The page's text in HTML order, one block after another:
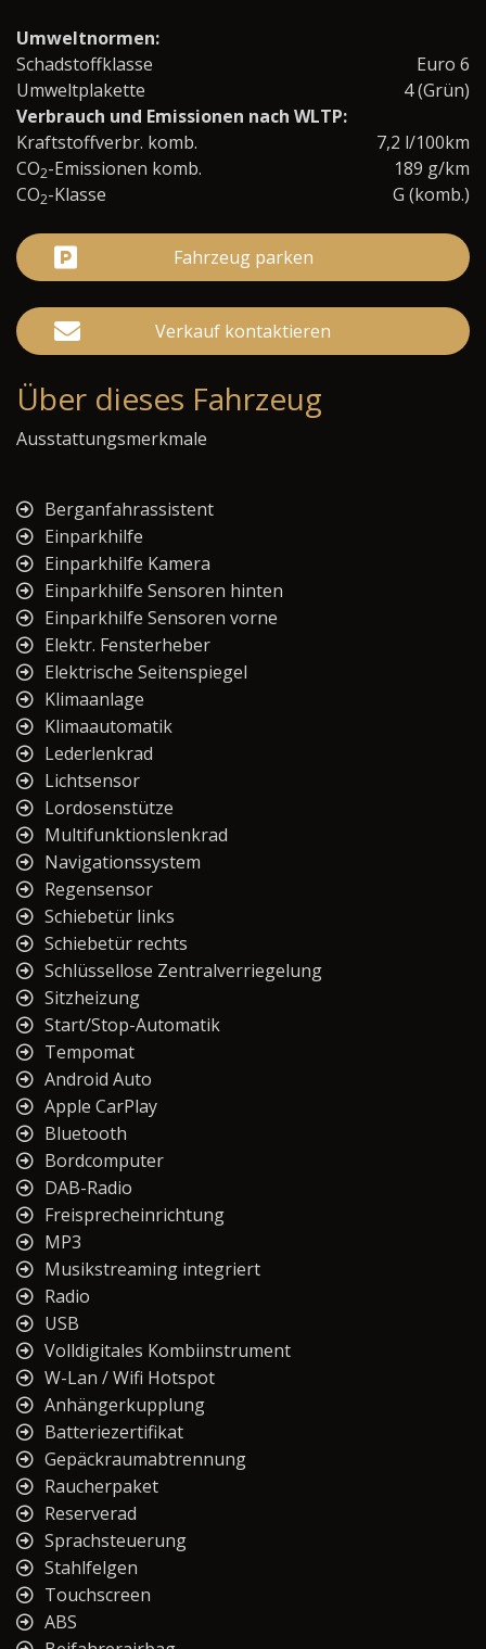
Umweltnormen:
Schadstoffklasse
Euro 6
Umweltplakette
4 (Grün)
Verbrauch und Emissionen nach WLTP:
Kraftstoffverbr. komb.
7,2 l/100km
CO2-Emissionen komb.
189 g/km
CO2-Klasse G (komb.)
Fahrzeug parken
Verkauf kontaktieren
Über dieses Fahrzeug
Ausstattungsmerkmale
Berganfahrassistent
Einparkhilfe
Einparkhilfe Kamera
Einparkhilfe Sensoren hinten
Einparkhilfe Sensoren vorne
Elektr. Fensterheber
Elektrische Seitenspiegel
Klimaanlage
Klimaautomatik
Lederlenkrad
Lichtsensor
Lordosenstütze
Multifunktionslenkrad
Navigationssystem
Regensensor
Schiebetür links
Schiebetür rechts
Schlüssellose Zentralverriegelung
Sitzheizung
Start/Stop-Automatik
Tempomat
Android Auto
Apple CarPlay
Bluetooth
Bordcomputer
DAB-Radio
Freisprecheinrichtung
MP3
Musikstreaming integriert
Radio
USB
Volldigitales Kombiinstrument
W-Lan / Wifi Hotspot
Anhängerkupplung
Batteriezertifikat
Gepäckraumabtrennung
Raucherpaket
Reserverad
Sprachsteuerung
Stahlfelgen
Touchscreen
ABS